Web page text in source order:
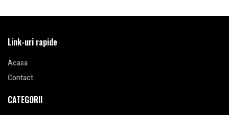
Link-uri rapide
Acasa
Contact
CATEGORII